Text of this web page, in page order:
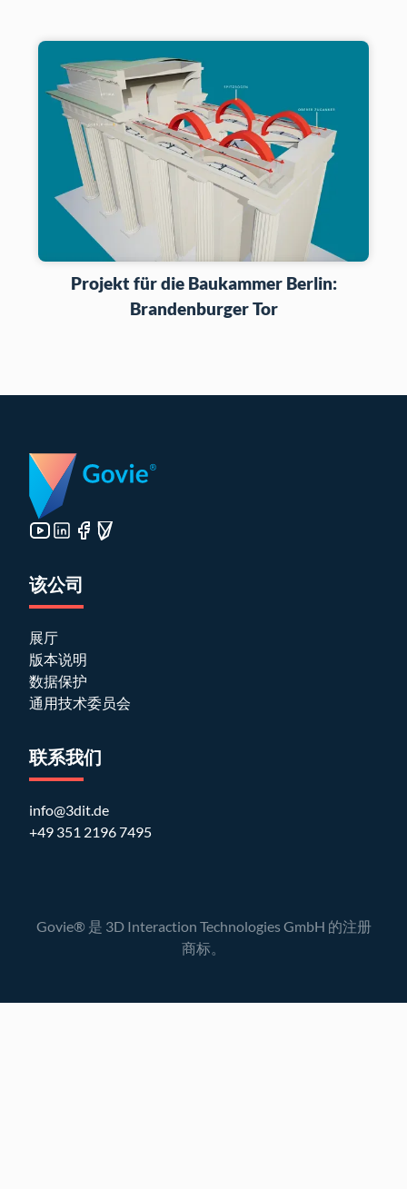
Projekt für die Baukammer Berlin:
Brandenburger Tor
该公司
展厅
版本说明
数据保护
通用技术委员会
联系我们
info@3dit.de
+49 351 2196 7495
Govie® 是 3D Interaction Technologies GmbH 的注册
商标。